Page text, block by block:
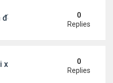
ăn online mưu sinh
0
Replies
trên sân khấu
0
Replies